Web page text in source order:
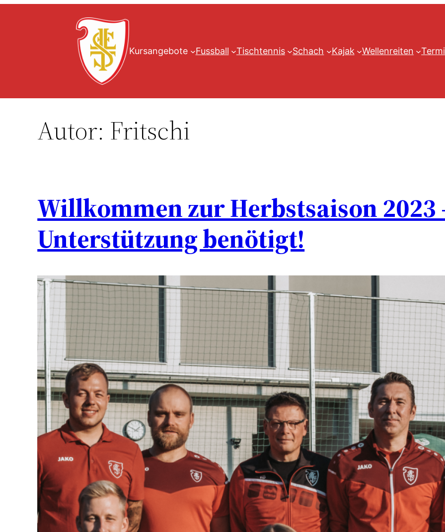
Kursangebote
Fussball Tischtennis Schach Kajak Wellenreiten
Autor: Fritschi
Willkommen zur Herbstsaison 2023
Unterstützung benötigt!